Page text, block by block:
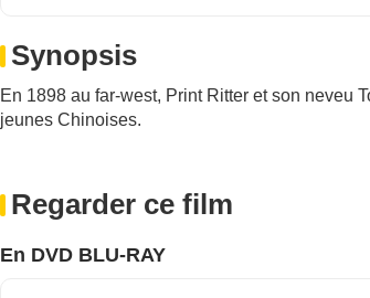
Synopsis
En 1898 au far-west, Print Ritter et son neveu
jeunes Chinoises.
Regarder ce film
En DVD BLU-RAY